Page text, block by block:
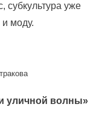
субкультура уже
и моду.
уличной волны»